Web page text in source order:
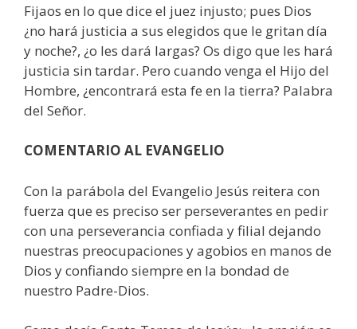
Fijaos en lo que dice el juez injusto; pues Dios
¿no hará justicia a sus elegidos que le gritan día
y noche?, ¿o les dará largas? Os digo que les hará
justicia sin tardar. Pero cuando venga el Hijo del
Hombre, ¿encontrará esta fe en la tierra? Palabra
del Señor.
COMENTARIO AL EVANGELIO
Con la parábola del Evangelio Jesús reitera con
fuerza que es preciso ser perseverantes en pedir
con una perseverancia confiada y filial dejando
nuestras preocupaciones y agobios en manos de
Dios y confiando siempre en la bondad de
nuestro Padre-Dios.